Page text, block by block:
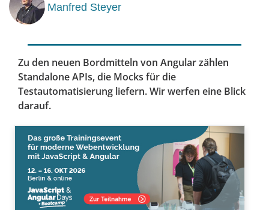
Manfred Steyer
Zu den neuen Bordmitteln von Angular zählen
Standalone APIs, die Mocks für die
Testautomatisierung liefern. Wir werfen eine Blick
darauf.